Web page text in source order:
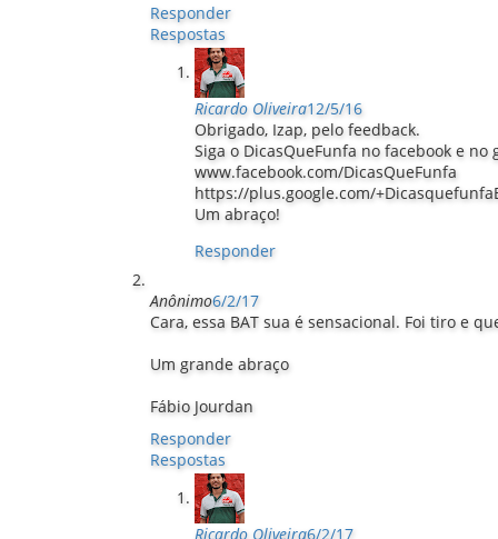
Responder
Respostas
Ricardo Oliveira12/5/16
Obrigado, Izap, pelo feedback.
Siga o DicasQueFunfa no facebook e no
www.facebook.com/DicasQueFunfa
https://plus.google.com/
Um abraço!
Responder
Anônimo6/2/17
Cara, essa BAT sua é sensacional. Foi tiro e
Um grande abraço
Fábio Jourdan
Responder
Respostas
Ricardo Oliveira6/2/17